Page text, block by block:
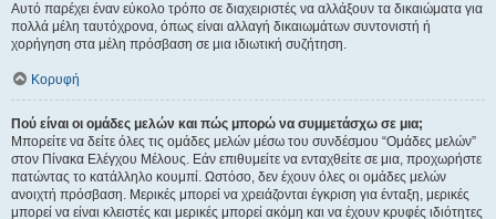
Αυτό παρέχει έναν εύκολο τρόπο σε διαχειριστές να αλλάξουν τα δικαιώματα για
πολλά μέλη ταυτόχρονα, όπως είναι αλλαγή δικαιωμάτων συντονιστή ή
χορήγηση στα μέλη πρόσβαση σε μια ιδιωτική συζήτηση.
Κορυφή
Πού είναι οι ομάδες μελών και πώς μπορώ να συμμετάσχω σε μια;
Μπορείτε να δείτε όλες τις ομάδες μελών μέσω του συνδέσμου “Ομάδες μελών”
στον Πίνακα Ελέγχου Μέλους. Εάν επιθυμείτε να ενταχθείτε σε μια, προχωρήστε
πατώντας το κατάλληλο κουμπί. Ωστόσο, δεν έχουν όλες οι ομάδες μελών
ανοιχτή πρόσβαση. Μερικές μπορεί να χρειάζονται έγκριση για ένταξη, μερικές
μπορεί να είναι κλειστές και μερικές μπορεί ακόμη και να έχουν κρυφές ιδιότητες